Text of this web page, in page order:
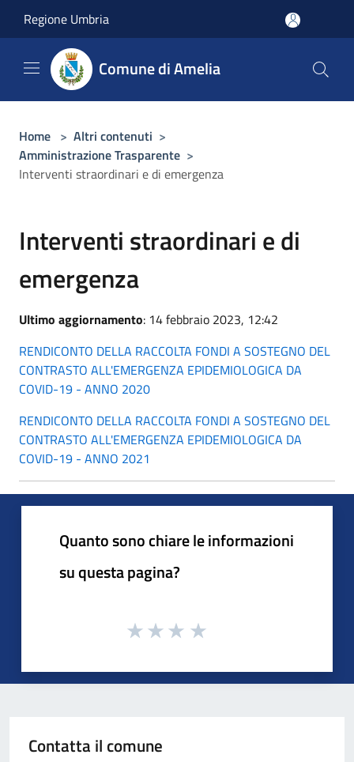
Regione Umbria
Comune di Amelia
Home > Altri contenuti >
Amministrazione Trasparente >
Interventi straordinari e di emergenza
Interventi straordinari e di
emergenza
Ultimo aggiornamento: 14 febbraio 2023, 12:42
RENDICONTO DELLA RACCOLTA FONDI A SOSTEGNO DEL
CONTRASTO ALL'EMERGENZA EPIDEMIOLOGICA DA
COVID-19 - ANNO 2020
RENDICONTO DELLA RACCOLTA FONDI A SOSTEGNO DEL
CONTRASTO ALL'EMERGENZA EPIDEMIOLOGICA DA
COVID-19 - ANNO 2021
Quanto sono chiare le informazioni
su questa pagina?
Contatta il comune